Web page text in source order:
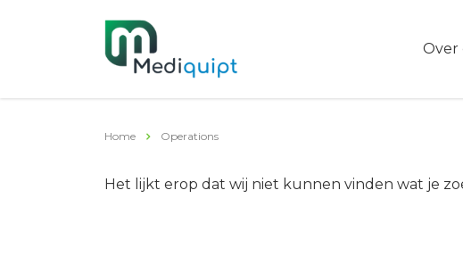
Over
Home Operations
Het lijkt erop dat wij niet kunnen vinden wat je